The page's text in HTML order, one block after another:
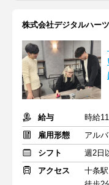
株式会社デジタルハー
給与
時給
雇用形態
アル
シフト
週2日
アクセス
十条駅